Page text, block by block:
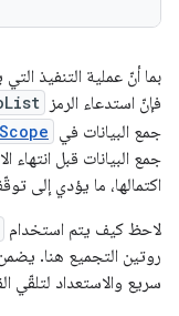
بما أنّ عملية التنفيذ التي
فإنّ استدعاء الرمز
جمع البيانات في
جمع البيانات قبل
اكتمالها، ما يؤدي إلى
لاحظ كيف يتم استخدام
سريع والاستعداد لتلقّي